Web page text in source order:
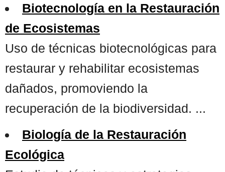
Biotecnología en la Restauración
de Ecosistemas
Uso de técnicas biotecnológicas para
restaurar y rehabilitar ecosistemas
dañados, promoviendo la
recuperación de la biodiversidad. ...
Biología de la Restauración
Ecológica